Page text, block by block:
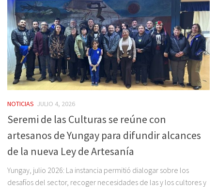
NOTICIAS JULIO 4, 2026
Seremi de las Culturas se reúne con
artesanos de Yungay para difundir alcances
de la nueva Ley de Artesanía
Yungay, julio 2026: La instancia permitió dialogar sobre los
desafíos del sector, recoger necesidades de las y los cultores y